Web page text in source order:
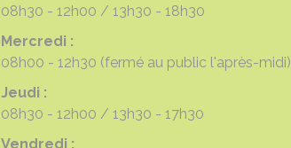
08h30 - 12h00
13h30 - 18h30
Mercredi :
08h00 - 12h30 (fermé au public l'après-midi)
Jeudi :
08h30 - 12h00
13h30 - 17h30
Vendredi :